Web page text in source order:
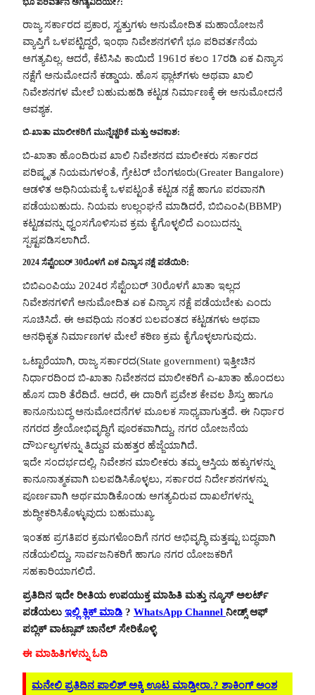
ರಾಜ್ಯ ಸರ್ಕಾರದ ಪ್ರಕಾರ, ಸ್ವತ್ತುಗಳು ಅನುಮೋದಿತ ಮಹಾಯೋಜನೆ
ವ್ಯಾಪ್ತಿಗೆ ಒಳಪಟ್ಟಿದ್ದರೆ, ಇಂಥಾ ನಿವೇಶನಗಳಿಗೆ ಭೂ ಪರಿವರ್ತನೆಯ
ಅಗತ್ಯವಿಲ್ಲ. ಆದರೆ, ಕೆಟಿಸಿಪಿ ಕಾಯಿದೆ 1961ರ ಕಲಂ 17ರಡಿ ಏಕ ವಿನ್ಯಾಸ
ನಕ್ಷೆಗೆ ಅನುಮೋದನೆ ಕಡ್ಡಾಯ. ಹೊಸ ಫ್ಲಾಟ್‌ಗಳು ಅಥವಾ ಖಾಲಿ
ನಿವೇಶನಗಳ ಮೇಲೆ ಬಹುಮಹಡಿ ಕಟ್ಟಡ ನಿರ್ಮಾಣಕ್ಕೆ ಈ ಅನುಮೋದನೆ
ಆವಶ್ಯಕ.
ಬಿ-ಖಾತಾ ಮಾಲೀಕರಿಗೆ ಮುನ್ನೆಚ್ಚರಿಕೆ ಮತ್ತು ಅವಕಾಶ:
ಬಿ-ಖಾತಾ ಹೊಂದಿರುವ ಖಾಲಿ ನಿವೇಶನದ ಮಾಲೀಕರು ಸರ್ಕಾರದ
ಪರಿಷ್ಕೃತ ನಿಯಮಗಳಂತೆ, ಗ್ರೇಟರ್ ಬೆಂಗಳೂರು(Greater Bangalore)
ಆಡಳಿತ ಅಧಿನಿಯಮಕ್ಕೆ ಒಳಪಟ್ಟಂತೆ ಕಟ್ಟಡ ನಕ್ಷೆ ಹಾಗೂ ಪರವಾನಗಿ
ಪಡೆಯಬಹುದು. ನಿಯಮ ಉಲ್ಲಂಘನೆ ಮಾಡಿದರೆ, ಬಿಬಿಎಂಪಿ(BBMP)
ಕಟ್ಟಡವನ್ನು ಧ್ವಂಸಗೊಳಿಸುವ ಕ್ರಮ ಕೈಗೊಳ್ಳಲಿದೆ ಎಂಬುದನ್ನು
ಸ್ಪಷ್ಟಪಡಿಸಲಾಗಿದೆ.
2024 ಸೆಪ್ಟೆಂಬರ್ 30ರೊಳಗೆ ಏಕ ವಿನ್ಯಾಸ ನಕ್ಷೆ ಪಡೆಯಿರಿ:
ಬಿಬಿಎಂಪಿಯು 2024ರ ಸೆಪ್ಟೆಂಬರ್ 30ರೊಳಗೆ ಖಾತಾ ಇಲ್ಲದ
ನಿವೇಶನಗಳಿಗೆ ಅನುಮೋದಿತ ಏಕ ವಿನ್ಯಾಸ ನಕ್ಷೆ ಪಡೆಯಬೇಕು ಎಂದು
ಸೂಚಿಸಿದೆ. ಈ ಅವಧಿಯ ನಂತರ ಬಲವಂತದ ಕಟ್ಟಡಗಳು ಅಥವಾ
ಅನಧಿಕೃತ ನಿರ್ಮಾಣಗಳ ಮೇಲೆ ಕಠಿಣ ಕ್ರಮ ಕೈಗೊಳ್ಳಲಾಗುವುದು.
ಒಟ್ಟಾರೆಯಾಗಿ, ರಾಜ್ಯ ಸರ್ಕಾರದ(State government) ಇತ್ತೀಚಿನ
ನಿರ್ಧಾರದಿಂದ ಬಿ-ಖಾತಾ ನಿವೇಶನದ ಮಾಲೀಕರಿಗೆ ಎ-ಖಾತಾ ಹೊಂದಲು
ಹೊಸ ದಾರಿ ತೆರೆದಿದೆ. ಆದರೆ, ಈ ದಾರಿಗೆ ಪ್ರವೇಶ ಕೇವಲ ಶಿಸ್ತು ಹಾಗೂ
ಕಾನೂನುಬದ್ಧ ಅನುಮೋದನೆಗಳ ಮೂಲಕ ಸಾಧ್ಯವಾಗುತ್ತದೆ. ಈ ನಿರ್ಧಾರ
ನಗರದ ಶ್ರೇಯೋಭಿವೃದ್ಧಿಗೆ ಪೂರಕವಾಗಿದ್ದು, ನಗರ ಯೋಜನೆಯ
ದೌರ್ಬಲ್ಯಗಳನ್ನು ತಿದ್ದುವ ಮಹತ್ತರ ಹೆಜ್ಜೆಯಾಗಿದೆ.
ಇದೇ ಸಂದರ್ಭದಲ್ಲಿ, ನಿವೇಶನ ಮಾಲೀಕರು ತಮ್ಮ ಆಸ್ತಿಯ ಹಕ್ಕುಗಳನ್ನು
ಕಾನೂನಾತ್ಮಕವಾಗಿ ಬಲಪಡಿಸಿಕೊಳ್ಳಲು, ಸರ್ಕಾರದ ನಿರ್ದೇಶನಗಳನ್ನು
ಪೂರ್ಣವಾಗಿ ಅರ್ಥಮಾಡಿಕೊಂಡು ಅಗತ್ಯವಿರುವ ದಾಖಲೆಗಳನ್ನು
ಶುದ್ಧೀಕರಿಸಿಕೊಳ್ಳುವುದು ಬಹುಮುಖ್ಯ.
ಇಂತಹ ಪ್ರಗತಿಪರ ಕ್ರಮಗಳೊಂದಿಗೆ ನಗರ ಅಭಿವೃದ್ಧಿ ಮತ್ತಷ್ಟು ಬದ್ಧವಾಗಿ
ನಡೆಯಲಿದ್ದು, ಸಾರ್ವಜನಿಕರಿಗೆ ಹಾಗೂ ನಗರ ಯೋಜಕರಿಗೆ
ಸಹಕಾರಿಯಾಗಲಿದೆ.
ಪ್ರತಿದಿನ ಇದೇ ರೀತಿಯ ಉಪಯುಕ್ತ ಮಾಹಿತಿ ಮತ್ತು ನ್ಯೂಸ್ ಅಲರ್ಟ್
ಪಡೆಯಲು ಇಲ್ಲಿ ಕ್ಲಿಕ್ ಮಾಡಿ ? WhatsApp Channel ನೀಡ್ಸ್ ಆಫ್
ಪಬ್ಲಿಕ್ ವಾಟ್ಸಾಪ್ ಚಾನೆಲ್ ಸೇರಿಕೊಳ್ಳಿ
ಈ ಮಾಹಿತಿಗಳನ್ನು ಓದಿ
ಮನೇಲಿ ಪ್ರತಿದಿನ ಪಾಲಿಶ್ ಅಕ್ಕಿ ಊಟ ಮಾಡ್ತೀರಾ.? ಶಾಕಿಂಗ್ ಅಂಶ